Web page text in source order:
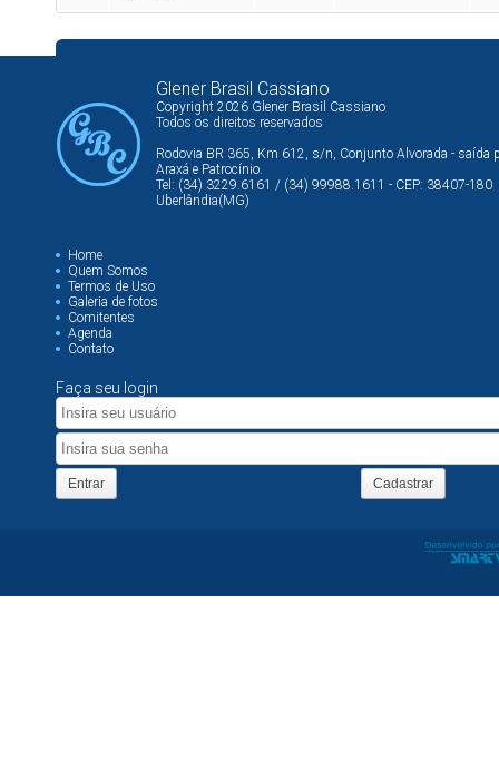
Glener Brasil Cassiano
Copyright 2026 Glener Brasil Cassiano
Todos os direitos reservados
Rodovia BR 365, Km 612, s/n, Conjunto Alvorada - saída
Araxá e Patrocínio.
Tel: (34) 3229.6161 / (34) 99988.1611 - CEP: 38407-180
Uberlândia(MG)
Home
Quem Somos
Termos de Uso
Galeria de fotos
Comitentes
Agenda
Contato
Faça seu login
Entrar Cadastrar